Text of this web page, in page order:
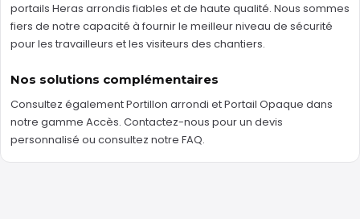
portails Heras arrondis fiables et de haute qualité. Nous sommes
fiers de notre capacité à fournir le meilleur niveau de sécurité
pour les travailleurs et les visiteurs des chantiers.
Nos solutions complémentaires
Consultez égalementPortillon arrondi etPortail Opaque dans
notre gamme Accès. Contactez-nous pour un devis
personnalisé ou consultez notre FAQ.